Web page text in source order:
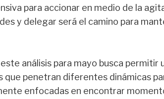
para accionar en medio de la
y delegar será el camino para
análisis para mayo busca permitir
penetran diferentes dinámicas
enfocadas en encontrar